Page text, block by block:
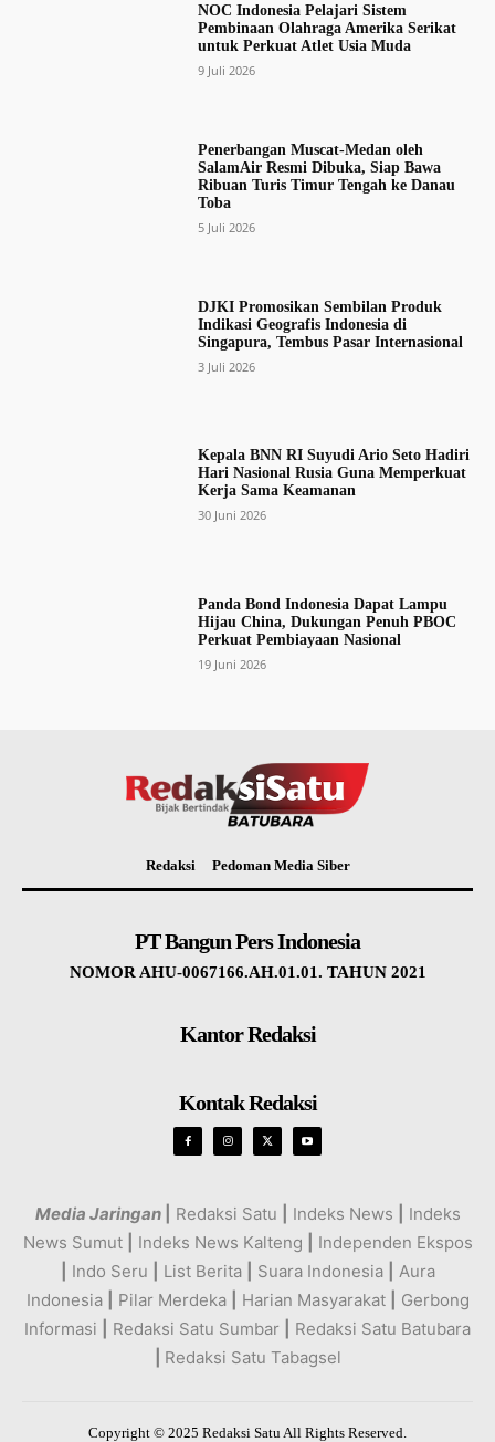
NOC Indonesia Pelajari Sistem
Pembinaan Olahraga Amerika Serikat
untuk Perkuat Atlet Usia Muda
9 Juli 2026
Penerbangan Muscat-Medan oleh
SalamAir Resmi Dibuka, Siap Bawa
Ribuan Turis Timur Tengah ke Danau
Toba
5 Juli 2026
DJKI Promosikan Sembilan Produk
Indikasi Geografis Indonesia di
Singapura, Tembus Pasar Internasional
3 Juli 2026
Kepala BNN RI Suyudi Ario Seto Hadiri
Hari Nasional Rusia Guna Memperkuat
Kerja Sama Keamanan
30 Juni 2026
Panda Bond Indonesia Dapat Lampu
Hijau China, Dukungan Penuh PBOC
Perkuat Pembiayaan Nasional
19 Juni 2026
Redaksi Pedoman Media Siber
PT Bangun Pers Indonesia
NOMOR AHU-0067166.AH.01.01. TAHUN 2021
Kantor Redaksi
Kontak Redaksi
Media Jaringan Redaksi Satu Indeks News
Indeks
News Sumut
Indeks News Kalteng
Independen Ekspos
Indo Seru List Berita Suara Indonesia
Aura
Indonesia
Pilar Merdeka Harian Masyarakat
Gerbong
Informasi
Redaksi Satu Sumbar
Redaksi Satu Batubara
Redaksi Satu Tabagsel
Copyright © 2025 Redaksi Satu All Rights Reserved.